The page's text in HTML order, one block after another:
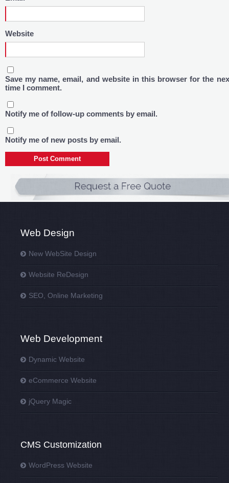
Website
Save my name, email, and website in this browser for the
time I comment.
Notify me of follow-up comments by email.
Notify me of new posts by email.
Web Design
New WebSite Design
Website ReDesign
SEO, Online Marketing
Web Development
Dynamic Website
eCommerce Website
jQuery Magic
CMS Customization
WordPress Website